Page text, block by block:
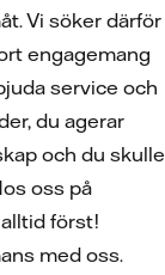
Vi söker därför
engagemang
service och
du agerar
och du skulle
oss på
alltid först!
med oss.